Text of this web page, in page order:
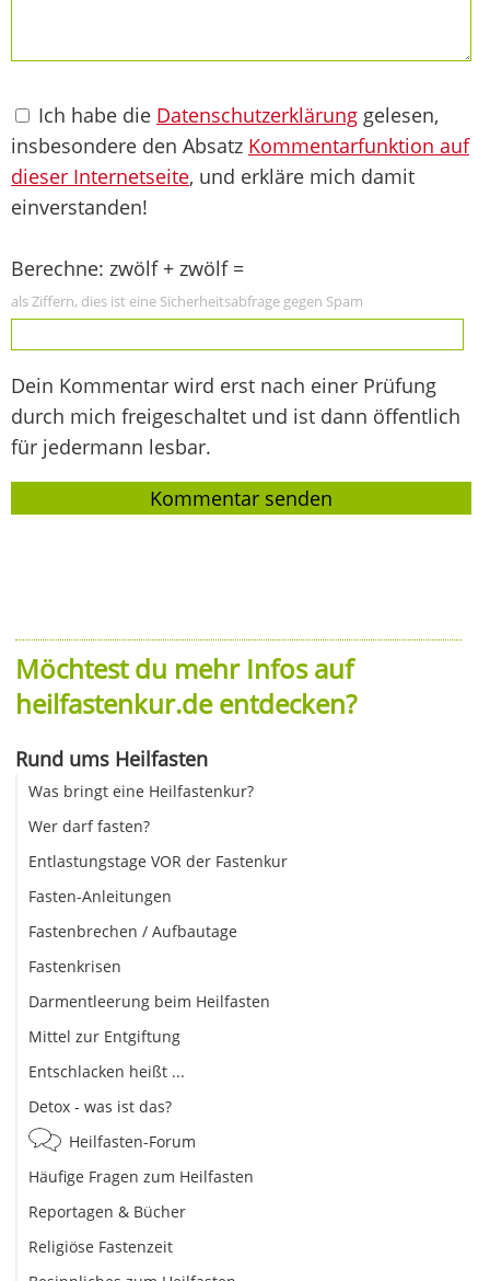
Ich habe die Datenschutzerklärung gelesen,
insbesondere den Absatz Kommentarfunktion auf
dieser Internetseite, und erkläre mich damit
einverstanden!
Berechne: zwölf + zwölf =
als Ziffern, dies ist eine Sicherheitsabfrage gegen Spam
Dein Kommentar wird erst nach einer Prüfung
durch mich freigeschaltet und ist dann öffentlich
für jedermann lesbar.
Möchtest du mehr Infos auf
heilfastenkur.de entdecken?
Rund ums Heilfasten
Was bringt eine Heilfastenkur?
Wer darf fasten?
Entlastungstage VOR der Fastenkur
Fasten-Anleitungen
Fastenbrechen / Aufbautage
Fastenkrisen
Darmentleerung beim Heilfasten
Mittel zur Entgiftung
Entschlacken heißt ...
Detox - was ist das?
Heilfasten-Forum
Häufige Fragen zum Heilfasten
Reportagen & Bücher
Religiöse Fastenzeit